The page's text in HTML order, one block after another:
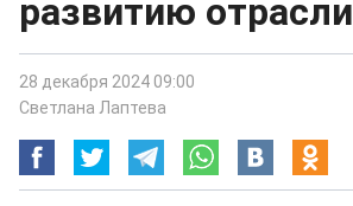
развитию отрасли
28 декабря 2024 09:00
Светлана Лаптева